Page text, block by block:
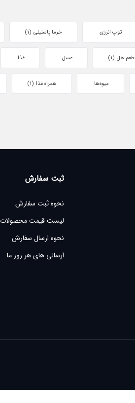
توپ انرزی خرما پاستیلی (1)
طعم هل (1) عسل غذا
میوه‌ها همراه غذا (1)
ثبت سفارش
نحوه ثبت سفارش
لیست قیمت محصولات
نحوه ارسال سفارش
ارسالی های هر روز ما